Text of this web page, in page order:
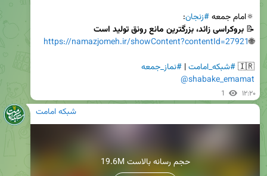
🔅امام جمعه #زنجان
📝 بروکراسی زائد، بزرگترین مانع رونق تولید است
🌐
https://namazjomeh.ir/showContent?contentId=27921
🇮🇷 #شبکه_امامت | #نماز_جمعه
@shabake_emamat
1 ۱۲:۲۰
شبکه امامت
19.6M حجم رسانه بالاست